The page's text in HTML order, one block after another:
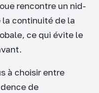
rencontre un nid-
la continuité de la
ce qui évite le
à choisir entre
de